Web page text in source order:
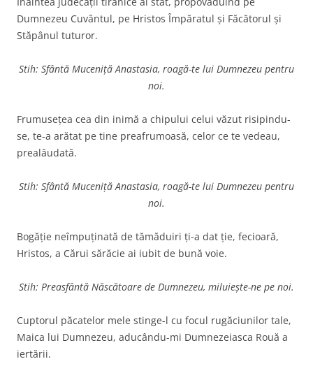
Dumnezeu Cuvântul, pe Hristos Îm­păratul şi Făcătorul şi
Stăpâ­nul tuturor.
Stih: Sfântă Muceniță Anastasia, roagă-te lui Dumnezeu pentru
noi.
Frumuseţea cea din inimă a chipului celui văzut risipindu-
se, te-a arătat pe tine preafrumoasă, celor ce te vedeau,
prealăudată.
Stih: Sfântă Muceniță Anastasia, roagă-te lui Dumnezeu pentru
noi.
Bogăţie neîmpuţinată de tă­măduiri ţi-a dat ţie, fecioară,
Hristos, a Cărui sărăcie ai iubit de bună voie.
Stih: Preasfântă Născătoare de Dumnezeu, miluieşte-ne pe noi.
Cuptorul păcatelor mele stinge-l cu focul rugăciunilor tale,
Maica lui Dumnezeu, aducându-mi Dumnezeiasca Rouă a
iertării.